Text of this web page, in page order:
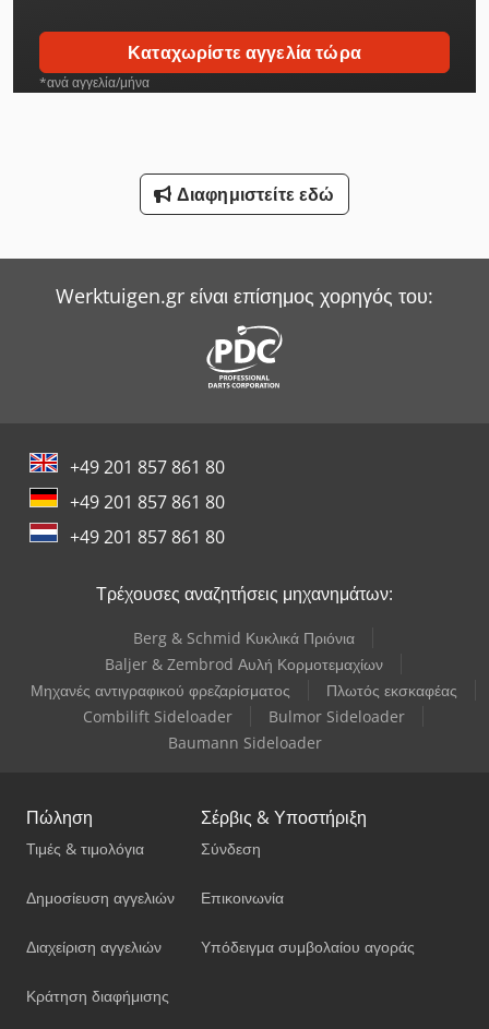
Hyster Reachstacker
Jungheinrich Picker
Leif & Lorentz Μηχανές Βουρτσίσματος
Linde Reachstacker
Linde Sideloader
Niemeyer Plough
Sack & Kiesselbach Πρέσες Μεταφοράς
Witzig & Frank Μηχανές Μεταφοράς
Wurster & Dietz Μηχανές Κατασκευής Παλετών
Καταχωρίστε αγγελία τώρα
*ανά αγγελία/μήνα
Διαφημιστείτε εδώ
Werktuigen.gr είναι επίσημος χορηγός του:
+49 201 857 861 80
+49 201 857 861 80
+49 201 857 861 80
Τρέχουσες αναζητήσεις μηχανημάτων:
Berg & Schmid Κυκλικά Πριόνια
Baljer & Zembrod Αυλή Κορμοτεμαχίων
Μηχανές αντιγραφικού φρεζαρίσματος
Πλωτός εκσκαφέας
Combilift Sideloader
Bulmor Sideloader
Baumann Sideloader
Πώληση
Τιμές & τιμολόγια
Δημοσίευση αγγελιών
Διαχείριση αγγελιών
Κράτηση διαφήμισης
Σέρβις & Υποστήριξη
Σύνδεση
Επικοινωνία
Υπόδειγμα συμβολαίου αγοράς